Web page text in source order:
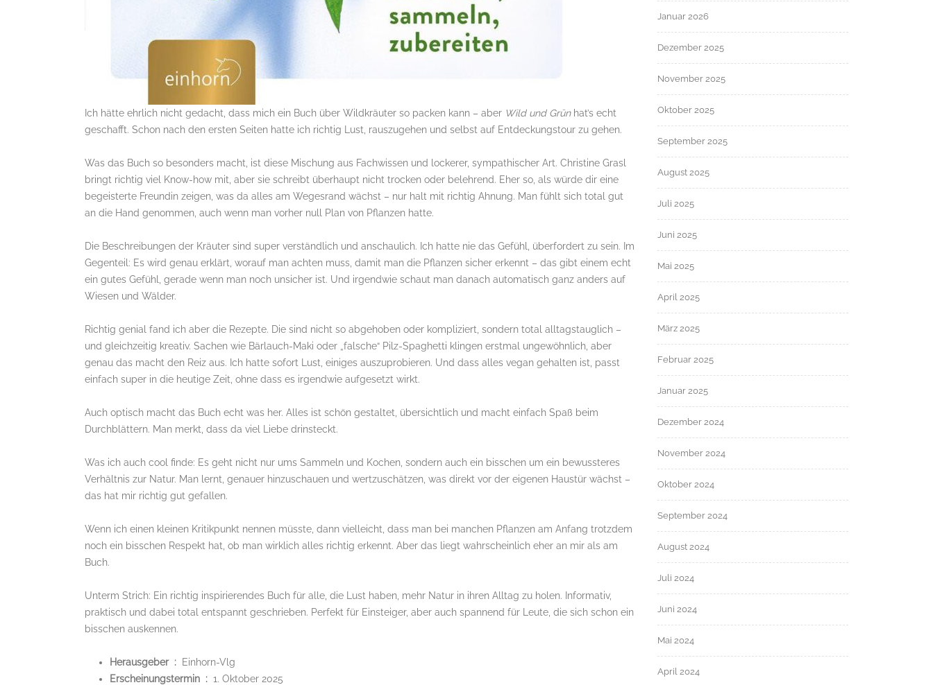
Ich hätte ehrlich nicht gedacht, dass mich ein Buch über Wildkräuter so packen kann – aber Wild und Grünhat’s echt
geschafft. Schon nach den ersten Seiten hatte ich richtig Lust, rauszugehen und selbst auf Entdeckungstour zu gehen.
Was das Buch so besonders macht, ist diese Mischung aus Fachwissen und lockerer, sympathischer Art. Christine Grasl
bringt richtig viel Know-how mit, aber sie schreibt überhaupt nicht trocken oder belehrend. Eher so, als würde dir eine
begeisterte Freundin zeigen, was da alles am Wegesrand wächst – nur halt mit richtig Ahnung. Man fühlt sich total gut
an die Hand genommen, auch wenn man vorher null Plan von Pflanzen hatte.
Die Beschreibungen der Kräuter sind super verständlich und anschaulich. Ich hatte nie das Gefühl, überfordert zu sein. Im
Gegenteil: Es wird genau erklärt, worauf man achten muss, damit man die Pflanzen sicher erkennt – das gibt einem echt
ein gutes Gefühl, gerade wenn man noch unsicher ist. Und irgendwie schaut man danach automatisch ganz anders auf
Wiesen und Wälder.
Richtig genial fand ich aber die Rezepte. Die sind nicht so abgehoben oder kompliziert, sondern total alltagstauglich –
und gleichzeitig kreativ. Sachen wie Bärlauch-Maki oder „falsche“ Pilz-Spaghetti klingen erstmal ungewöhnlich, aber
genau das macht den Reiz aus. Ich hatte sofort Lust, einiges auszuprobieren. Und dass alles vegan gehalten ist, passt
einfach super in die heutige Zeit, ohne dass es irgendwie aufgesetzt wirkt.
Auch optisch macht das Buch echt was her. Alles ist schön gestaltet, übersichtlich und macht einfach Spaß beim
Durchblättern. Man merkt, dass da viel Liebe drinsteckt.
Was ich auch cool finde: Es geht nicht nur ums Sammeln und Kochen, sondern auch ein bisschen um ein bewussteres
Verhältnis zur Natur. Man lernt, genauer hinzuschauen und wertzuschätzen, was direkt vor der eigenen Haustür wächst –
das hat mir richtig gut gefallen.
Wenn ich einen kleinen Kritikpunkt nennen müsste, dann vielleicht, dass man bei manchen Pflanzen am Anfang trotzdem
noch ein bisschen Respekt hat, ob man wirklich alles richtig erkennt. Aber das liegt wahrscheinlich eher an mir als am
Buch.
Unterm Strich: Ein richtig inspirierendes Buch für alle, die Lust haben, mehr Natur in ihren Alltag zu holen. Informativ,
praktisch und dabei total entspannt geschrieben. Perfekt für Einsteiger, aber auch spannend für Leute, die sich schon ein
bisschen auskennen.
Herausgeber ‏ : ‎
Einhorn-Vlg
Erscheinungstermin ‏ : ‎ 1. Oktober 2025
Januar 2026
Dezember 2025
November 2025
Oktober 2025
September 2025
August 2025
Juli 2025
Juni 2025
Mai 2025
April 2025
März 2025
Februar 2025
Januar 2025
Dezember 2024
November 2024
Oktober 2024
September 2024
August 2024
Juli 2024
Juni 2024
Mai 2024
April 2024